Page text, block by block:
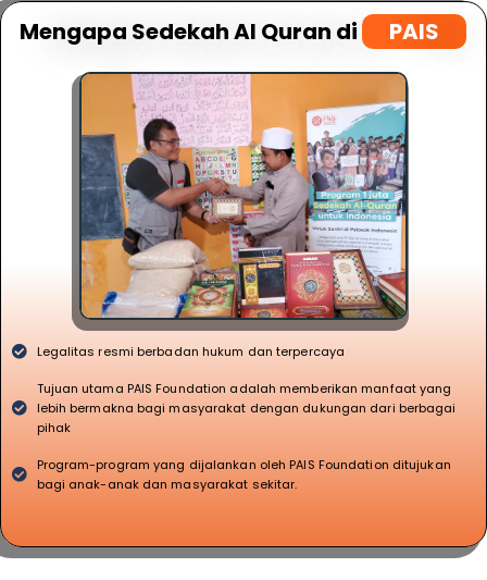
Mengapa Sedekah Al Quran di PAIS
Legalitas resmi berbadan hukum dan terpercaya
Tujuan utama PAIS Foundation adalah memberikan manfaat yang
lebih bermakna bagi masyarakat dengan dukungan dari berbagai
pihak
Program-program yang dijalankan oleh PAIS Foundation ditujukan
bagi anak-anak dan masyarakat sekitar.